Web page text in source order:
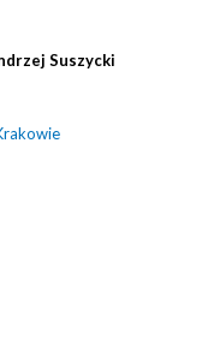
Suszycki